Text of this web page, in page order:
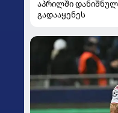
აპრილში
გადააყენეს